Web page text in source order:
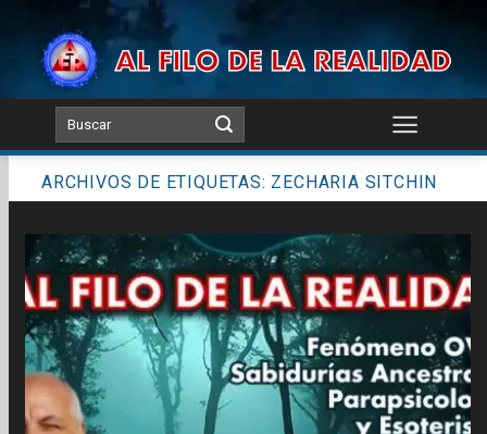
content
ARCHIVOS DE ETIQUETAS: ZECHARIA SITCHIN